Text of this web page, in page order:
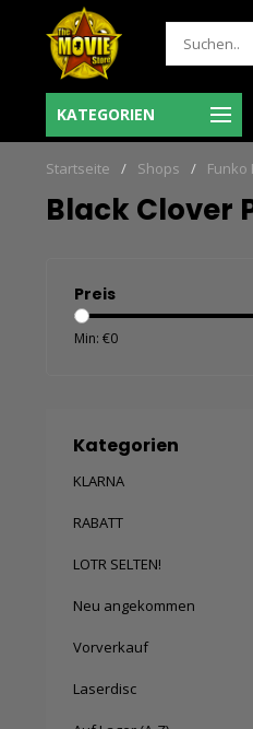
KATEGORIENMa-Vr voor 12:00
Startseite / Shops / Funko
Black Clover
Preis
Min: €0
Kategorien
KLARNA
RABATT
LOTR SELTEN!
Neu angekommen
Vorverkauf
Laserdisc